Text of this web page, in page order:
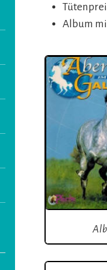
Album